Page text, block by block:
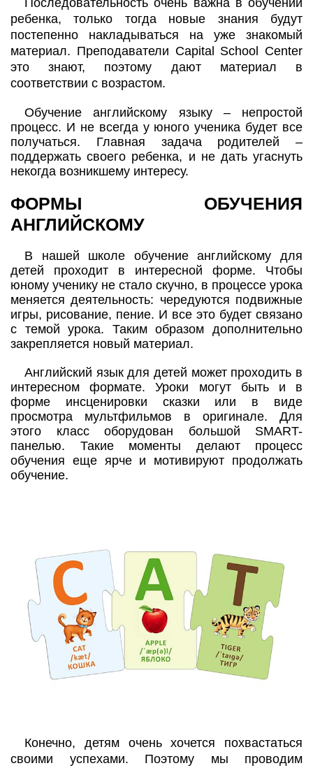
Последовательность очень важна в обучении
ребенка, только тогда новые знания будут
постепенно накладываться на уже знакомый
материал. Преподаватели Capital School Center
это знают, поэтому дают материал в
соответствии с возрастом.
Обучение английскому языку – непростой
процесс. И не всегда у юного ученика будет все
получаться. Главная задача родителей –
поддержать своего ребенка, и не дать угаснуть
некогда возникшему интересу.
ФОРМЫ ОБУЧЕНИЯ
АНГЛИЙСКОМУ
В нашей школе обучение английскому для
детей проходит в интересной форме. Чтобы
юному ученику не стало скучно, в процессе урока
меняется деятельность: чередуются подвижные
игры, рисование, пение. И все это будет связано
с темой урока. Таким образом дополнительно
закрепляется новый материал.
Английский язык для детей может проходить в
интересном формате. Уроки могут быть и в
форме инсценировки сказки или в виде
просмотра мультфильмов в оригинале. Для
этого класс оборудован большой SMART-
панелью. Такие моменты делают процесс
обучения еще ярче и мотивируют продолжать
обучение.
Конечно, детям очень хочется похвастаться
своими успехами. Поэтому мы проводим